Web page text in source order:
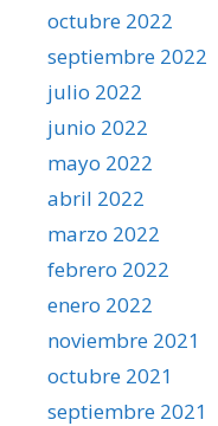
octubre 2022
septiembre 2022
julio 2022
junio 2022
mayo 2022
abril 2022
marzo 2022
febrero 2022
enero 2022
noviembre 2021
octubre 2021
septiembre 2021